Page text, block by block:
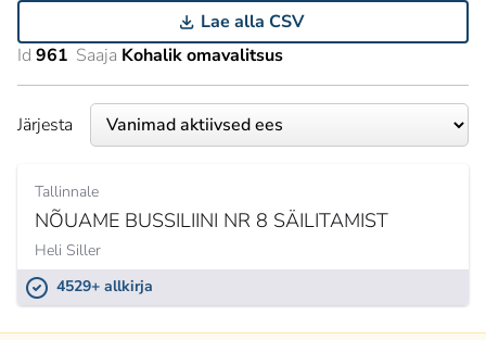
Lae alla CSV
Id 961 Saaja Kohalik omavalitsus
Järjesta
Tallinnale
NÕUAME BUSSILIINI NR 8 SÄILITAMIST
Heli Siller
4529+ allkirja